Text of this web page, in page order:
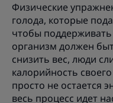
Физические
голода, которые
чтобы
организм должен
снизить вес, люди
калорийность
просто не остается
весь процесс идет